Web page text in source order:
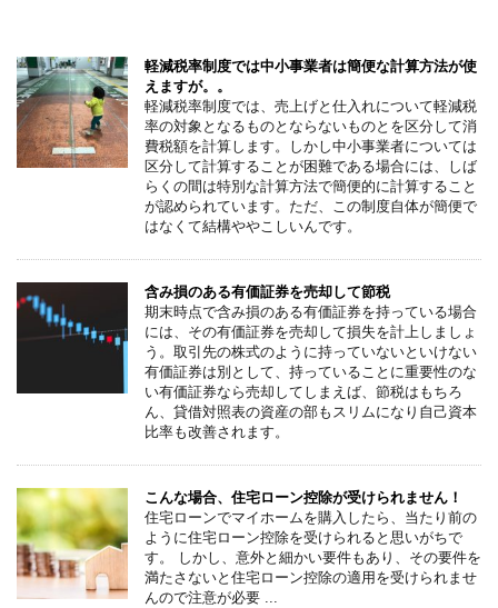
軽減税率制度では中小事業者は簡便な計算方法が使
えますが。。
軽減税率制度では、売上げと仕入れについて軽減税
率の対象となるものとならないものとを区分して消
費税額を計算します。しかし中小事業者については
区分して計算することが困難である場合には、しば
らくの間は特別な計算方法で簡便的に計算すること
が認められています。ただ、この制度自体が簡便で
はなくて結構ややこしいんです。
含み損のある有価証券を売却して節税
期末時点で含み損のある有価証券を持っている場合
には、その有価証券を売却して損失を計上しましょ
う。取引先の株式のように持っていないといけない
有価証券は別として、持っていることに重要性のな
い有価証券なら売却してしまえば、節税はもちろ
ん、貸借対照表の資産の部もスリムになり自己資本
比率も改善されます。
こんな場合、住宅ローン控除が受けられません！
住宅ローンでマイホームを購入したら、当たり前の
ように住宅ローン控除を受けられると思いがちで
す。 しかし、意外と細かい要件もあり、その要件を
満たさないと住宅ローン控除の適用を受けられませ
んので注意が必要 ...